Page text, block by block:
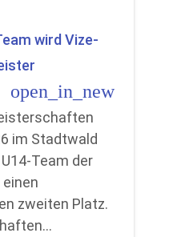
wird Vize-
open_in_new
im Stadtwald
Team der
zweiten Platz.